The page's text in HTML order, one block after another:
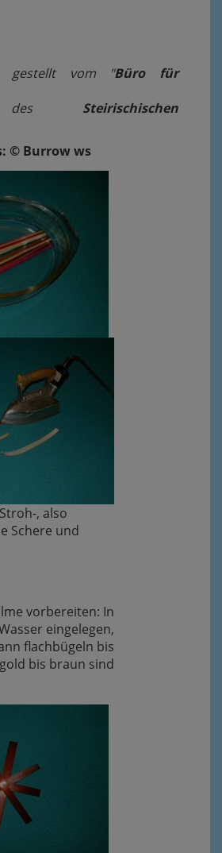
gestellt vom "Büro für
des Steirischischen
© Burrow ws
, also
Schere und
vorbereiten: In
eingelegen,
flachbügeln bis
bis braun sind